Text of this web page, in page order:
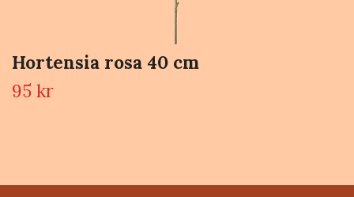
Hortensia rosa 40 cm
95 kr